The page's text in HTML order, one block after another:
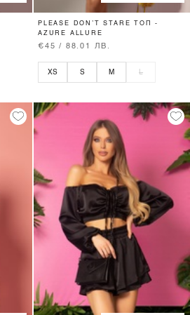
PLEASE DON’T STARE ТОП -
AZURE ALLURE
€45 / 88.01 ЛВ.
XS S M L